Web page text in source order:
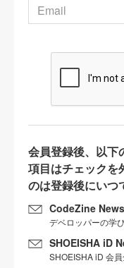
会員登録後、以下
項目はチェックを
のは登録後にいつ
CodeZine News
デベロッパーの学
SHOEISHA iD
SHOEISHA iD 会